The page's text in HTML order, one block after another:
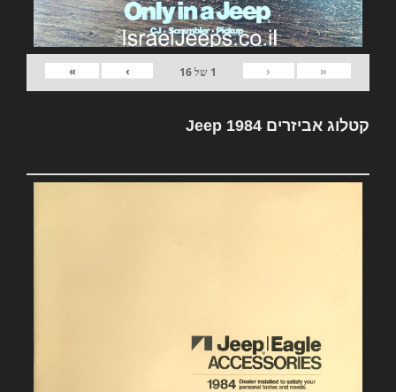
«
‹
1 של16
›
»
קטלוג אביזרים Jeep 1984